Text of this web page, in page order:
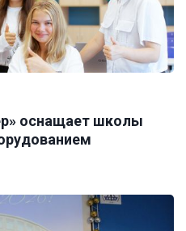
оснащает школы